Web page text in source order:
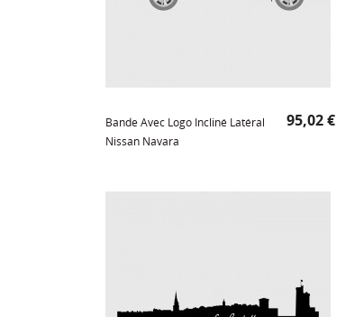
Bande Avec Logo Incliné Latéral
Nissan Navara
Prix
95,02 €